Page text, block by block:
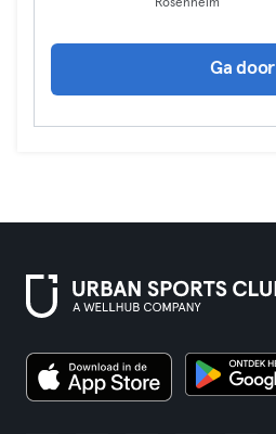
Rosenheim
Ga door